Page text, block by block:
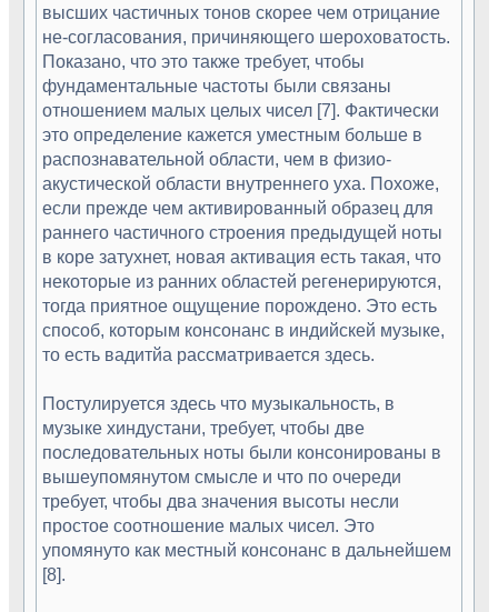
высших частичных тонов скорее чем отрицание
не-согласования, причиняющего шероховатость.
Показано, что это также требует, чтобы
фундаментальные частоты были связаны
отношением малых целых чисел [7]. Фактически
это определение кажется уместным больше в
распознавательной области, чем в физио-
акустической области внутреннего уха. Похоже,
если прежде чем активированный образец для
раннего частичного строения предыдущей ноты
в коре затухнет, новая активация есть такая, что
некоторые из ранних областей регенерируются,
тогда приятное ощущение порождено. Это есть
способ, которым консонанс в индийскей музыке,
то есть вадитйа рассматривается здесь.
Постулируется здесь что музыкальность, в
музыке хиндустани, требует, чтобы две
последовательных ноты были консонированы в
вышеупомянутом смысле и что по очереди
требует, чтобы два значения высоты несли
простое соотношение малых чисел. Это
упомянуто как местный консонанс в дальнейшем
[8].